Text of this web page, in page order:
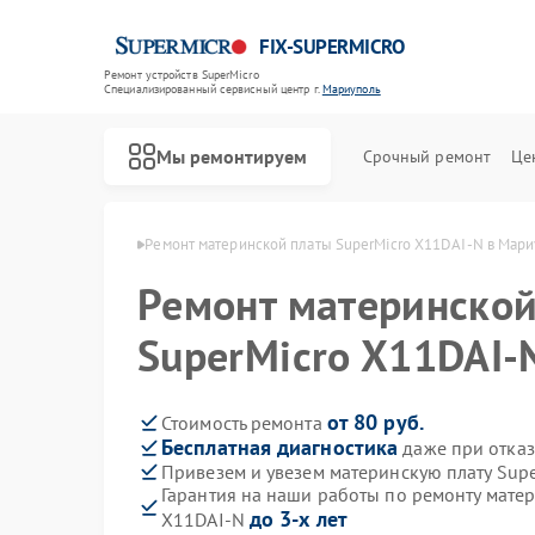
FIX-SUPERMICRO
Ремонт устройств SuperMicro
Специализированный cервисный центр г.Мариуполь
Мы ремонтируем Срочный ремонт
в Мариуполе Ремонт материнской платы SuperMicro X11DAI-N в
Ремонт
SuperMicro
Стоимость ремонта от 80 руб.
Бесплатная диагностика даже при
Привезем и увезем материнскую плату
Гарантия на наши работы по ремонту
X11DAI-N до 3-х лет